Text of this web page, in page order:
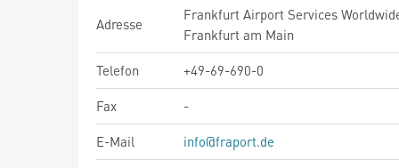
Adresse
Frankfurt Airport Services
Frankfurt am Main
Telefon
+49-69-690-0
Fax
-
E-Mail
info@fraport.de